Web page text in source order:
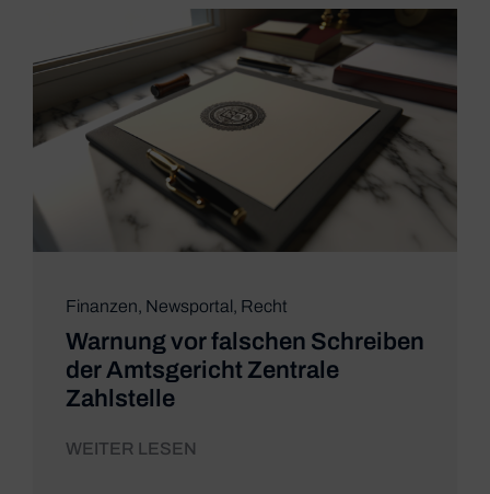
Finanzen, Newsportal, Recht
Warnung vor falschen Schreiben
der Amtsgericht Zentrale
Zahlstelle
WEITER LESEN